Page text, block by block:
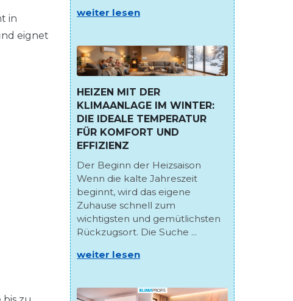
in
eignet
weiter lesen
HEIZEN MIT DER
KLIMAANLAGE IM WINTER:
DIE IDEALE TEMPERATUR
FÜR KOMFORT UND
EFFIZIENZ
Der Beginn der Heizsaison
Wenn die kalte Jahreszeit
beginnt, wird das eigene
Zuhause schnell zum
wichtigsten und gemütlichsten
Rückzugsort. Die Suche ...
weiter lesen